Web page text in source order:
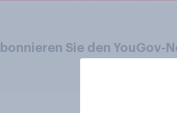
Sie den YouGov-